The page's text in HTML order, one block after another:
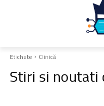
Etichete Clinică
Stiri si noutati